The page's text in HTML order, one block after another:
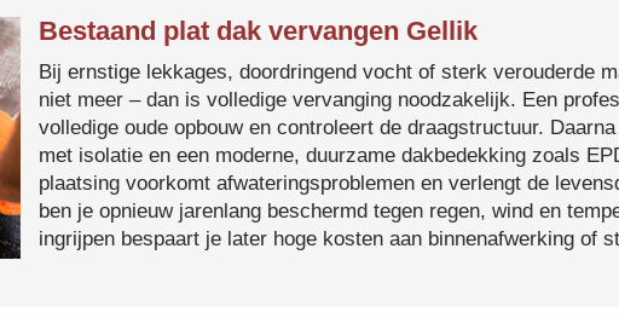
Bestaand plat dak vervangen Gellik
Bij ernstige lekkages, doordringend vocht of sterk verouderde
niet meer – dan is volledige vervanging noodzakelijk. Een
volledige oude opbouw en controleert de draagstructuur.
met isolatie en een moderne, duurzame dakbedekking zoals
plaatsing voorkomt afwateringsproblemen en verlengt de
ben je opnieuw jarenlang beschermd tegen regen, wind en
ingrijpen bespaart je later hoge kosten aan binnenafwerking of